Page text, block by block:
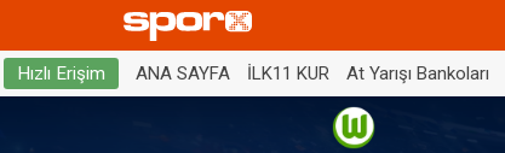
Hızlı Erişim ANA SAYFA İLK11 KUR At Yarışı Bankoları